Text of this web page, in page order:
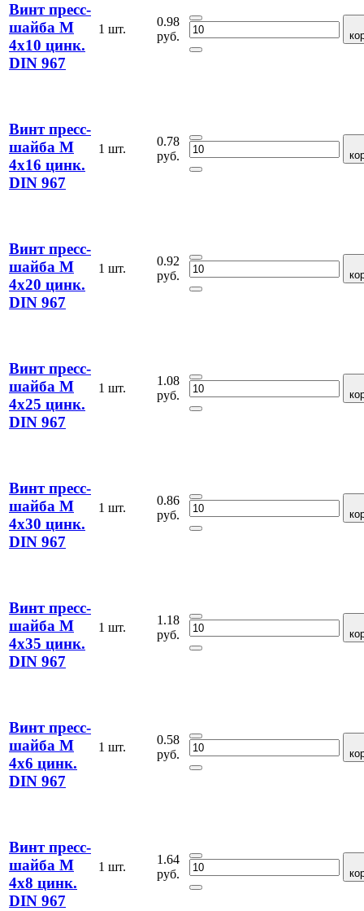
Винт пресс-
шайба М
4х10 цинк.
DIN 967
1 шт.
0.98
руб.
Винт пресс-
шайба М
4х16 цинк.
DIN 967
1 шт.
0.78
руб.
Винт пресс-
шайба М
4х20 цинк.
DIN 967
1 шт.
0.92
руб.
Винт пресс-
шайба М
4х25 цинк.
DIN 967
1 шт.
1.08
руб.
Винт пресс-
шайба М
4х30 цинк.
DIN 967
1 шт.
0.86
руб.
Винт пресс-
шайба М
4х35 цинк.
DIN 967
1 шт.
1.18
руб.
Винт пресс-
шайба М
4х6 цинк.
DIN 967
1 шт.
0.58
руб.
Винт пресс-
шайба М
4х8 цинк.
DIN 967
1 шт.
1.64
руб.